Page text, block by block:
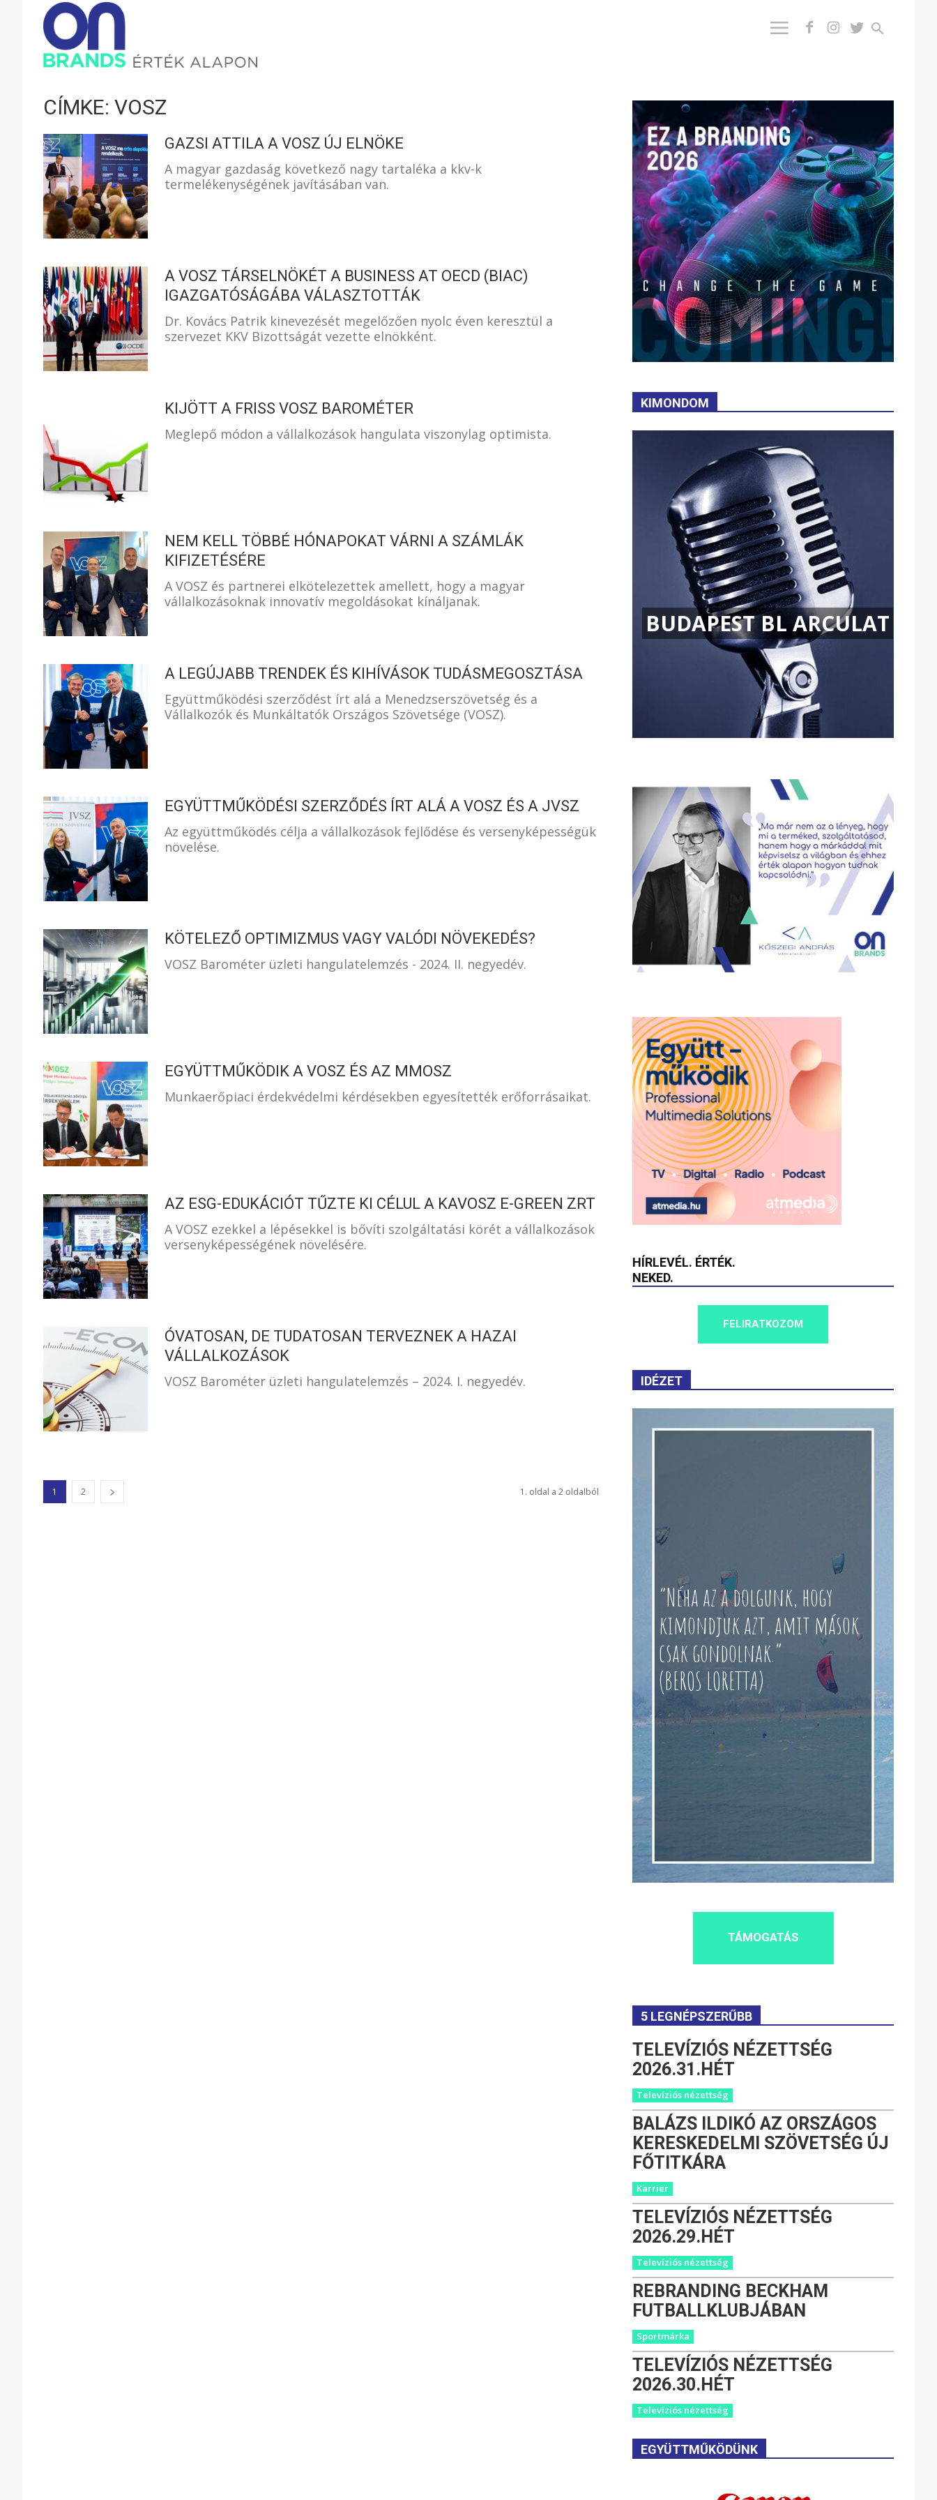
ÉRTÉK
ALAPON
CÍMKE: VOSZ
GAZSI ATTILA A VOSZ ÚJ ELNÖKE
A magyar gazdaság következő nagy tartaléka a kkv-k
termelékenységének javításában van.
A VOSZ TÁRSELNÖKÉT A BUSINESS AT OECD (BIAC)
IGAZGATÓSÁGÁBA VÁLASZTOTTÁK
Dr. Kovács Patrik kinevezését megelőzően nyolc éven keresztül a
szervezet KKV Bizottságát vezette elnökként.
KIJÖTT A FRISS VOSZ BAROMÉTER
Meglepő módon a vállalkozások hangulata viszonylag optimista.
NEM KELL TÖBBÉ HÓNAPOKAT VÁRNI A SZÁMLÁK
KIFIZETÉSÉRE
A VOSZ és partnerei elkötelezettek amellett, hogy a magyar
vállalkozásoknak innovatív megoldásokat kínáljanak.
A LEGÚJABB TRENDEK ÉS KIHÍVÁSOK TUDÁSMEGOSZTÁSA
Együttműködési szerződést írt alá a Menedzserszövetség és a
Vállalkozók és Munkáltatók Országos Szövetsége (VOSZ).
EGYÜTTMŰKÖDÉSI SZERZŐDÉS ÍRT ALÁ A VOSZ ÉS A JVSZ
Az együttműködés célja a vállalkozások fejlődése és versenyképességük
növelése.
KÖTELEZŐ OPTIMIZMUS VAGY VALÓDI NÖVEKEDÉS?
VOSZ Barométer üzleti hangulatelemzés - 2024. II. negyedév.
EGYÜTTMŰKÖDIK A VOSZ ÉS AZ MMOSZ
Munkaerőpiaci érdekvédelmi kérdésekben egyesítették erőforrásaikat.
AZ ESG-EDUKÁCIÓT TŰZTE KI CÉLUL A KAVOSZ E-GREEN ZRT
A VOSZ ezekkel a lépésekkel is bővíti szolgáltatási körét a vállalkozások
versenyképességének növelésére.
ÓVATOSAN, DE TUDATOSAN TERVEZNEK A HAZAI
VÁLLALKOZÁSOK
VOSZ Barométer üzleti hangulatelemzés – 2024. I. negyedév.
1 2 1. oldal a 2 oldalból
KIMONDOM
BUDAPEST BL ARCULAT
HÍRLEVÉL. ÉRTÉK.
NEKED.
FELIRATKOZOM
IDÉZET
“Néha az a dolgunk, hogy
kimondjuk azt, amit mások
csak gondolnak.”
(BEROS LORETTA)
TÁMOGATÁS
5 LEGNÉPSZERŰBB
TELEVÍZIÓS NÉZETTSÉG
2026.31.HÉT
Televíziós nézettség
BALÁZS ILDIKÓ AZ ORSZÁGOS
KERESKEDELMI SZÖVETSÉG ÚJ
FŐTITKÁRA
Karrier
TELEVÍZIÓS NÉZETTSÉG
2026.29.HÉT
Televíziós nézettség
REBRANDING BECKHAM
FUTBALLKLUBJÁBAN
Sportmárka
TELEVÍZIÓS NÉZETTSÉG
2026.30.HÉT
Televíziós nézettség
EGYÜTTMŰKÖDÜNK